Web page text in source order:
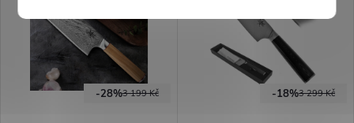
Jediný nůž, který v kuchyni
potřebujete.
profesionální kuchaře.
3 199 Kč
-28% 3 299 Kč
-18%